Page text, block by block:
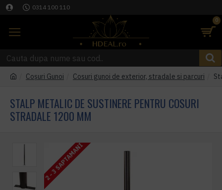
0314 100 110
0
Coşuri Gunoi Cosuri gunoi de exterior, stradale si parcuri
STALP METALIC DE SUSTINERE PENTRU COSURI
STRADALE 1200 MM
2 - 3 SAPTAMANI